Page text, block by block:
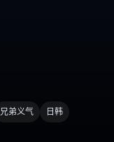
兄弟义气
日韩